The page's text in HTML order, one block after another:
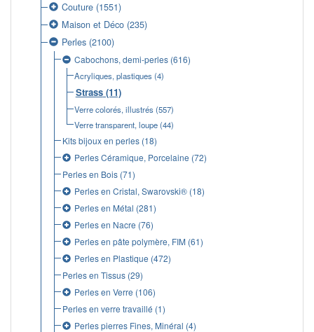
Couture (1551)
Maison et Déco (235)
Perles (2100)
Cabochons, demi-perles(616)
Acryliques, plastiques(4)
Strass(11)
Verre colorés, illustrés(557)
Verre transparent, loupe(44)
Kits bijoux en perles(18)
Perles Céramique, Porcelaine (72)
Perles en Bois(71)
Perles en Cristal, Swarovski®(18)
Perles en Métal (281)
Perles en Nacre (76)
Perles en pâte polymère, FIM(61)
Perles en Plastique (472)
Perles en Tissus(29)
Perles en Verre (106)
Perles en verre travaillé (1)
Perles pierres Fines, Minéral (4)